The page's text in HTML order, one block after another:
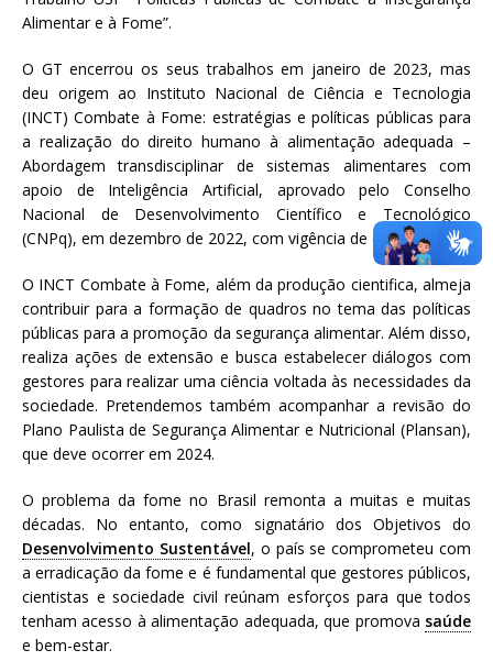
Alimentar e à Fome”.
O GT encerrou os seus trabalhos em janeiro de 2023, mas
deu origem ao Instituto Nacional de Ciência e Tecnologia
(INCT) Combate à Fome: estratégias e políticas públicas para
a realização do direito humano à alimentação adequada –
Abordagem transdisciplinar de sistemas alimentares com
apoio de Inteligência Artificial, aprovado pelo Conselho
Nacional de Desenvolvimento Científico e Tecnológico
(CNPq), em dezembro de 2022, com vigência de cinco anos.
O INCT Combate à Fome, além da produção cientifica, almeja
contribuir para a formação de quadros no tema das políticas
públicas para a promoção da segurança alimentar. Além disso,
realiza ações de extensão e busca estabelecer diálogos com
gestores para realizar uma ciência voltada às necessidades da
sociedade. Pretendemos também acompanhar a revisão do
Plano Paulista de Segurança Alimentar e Nutricional (Plansan),
que deve ocorrer em 2024.
O problema da fome no Brasil remonta a muitas e muitas
décadas. No entanto, como signatário dos Objetivos do
Desenvolvimento Sustentável, o país se comprometeu com
a erradicação da fome e é fundamental que gestores públicos,
cientistas e sociedade civil reúnam esforços para que todos
tenham acesso à alimentação adequada, que promova saúde
e bem-estar.